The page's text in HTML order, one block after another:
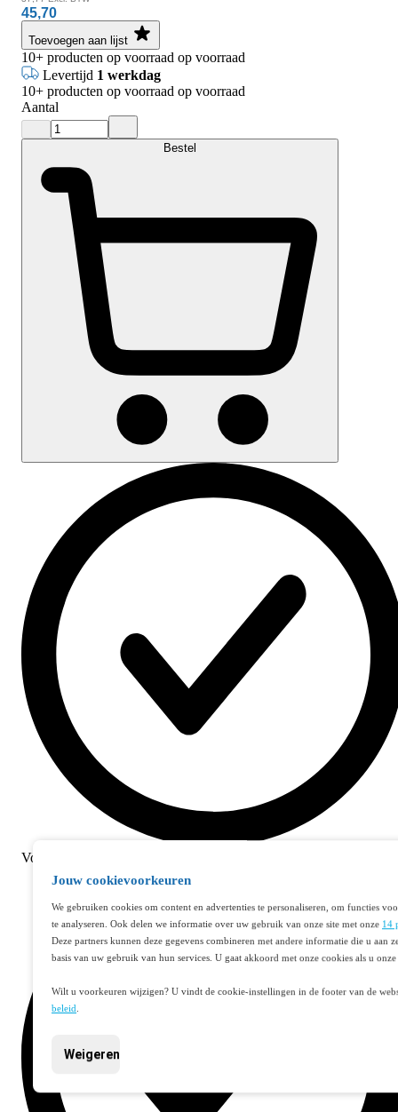
Jouw cookievoorkeuren
We gebruiken cookies om content en advertenties te personaliseren, om functies
te analyseren. Ook delen we informatie over uw gebruik van onze site met onze 14
Deze partners kunnen deze gegevens combineren met andere informatie die u aan
basis van uw gebruik van hun services. U gaat akkoord met onze cookies als u
Wilt u voorkeuren wijzigen? U vindt de cookie-instellingen in de footer van de
beleid
Weigeren
45,70
Toevoegen aan lijst
10+ producten op voorraad op voorraad
Levertijd 1 werkdag
10+ producten op voorraad op voorraad
Aantal
Bestel
Voor